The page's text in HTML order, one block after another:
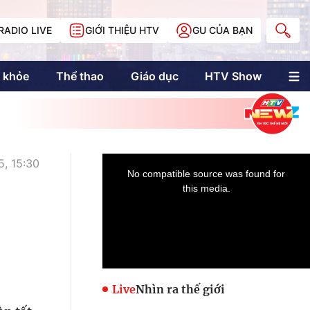
LIVE GIỚI THIỆU HTV GU CỦA BẠN
khỏe Thể thao Giáo dục HTV Show
Multimedia
Multiform
Doanh nhân Sài
Gòn
15:30
LiveNhìn ra thế giới